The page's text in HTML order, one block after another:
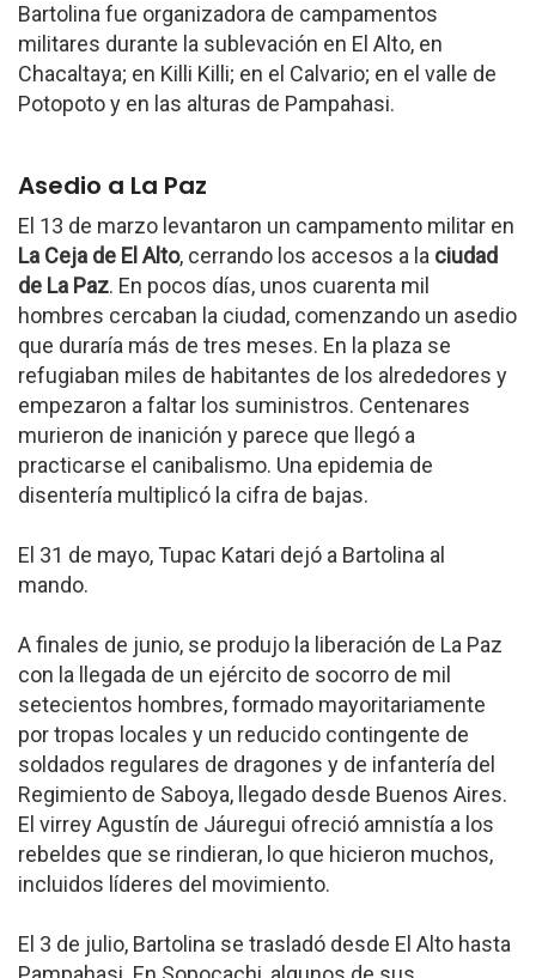
Bartolina fue organizadora de campamentos
militares durante la sublevación en El Alto, en
Chacaltaya; en Killi Killi; en el Calvario; en el valle de
Potopoto y en las alturas de Pampahasi.
Asedio a La Paz
El 13 de marzo levantaron un campamento militar en
La Ceja de El Alto, cerrando los accesos a la ciudad
de La Paz. En pocos días, unos cuarenta mil
hombres cercaban la ciudad, comenzando un asedio
que duraría más de tres meses. En la plaza se
refugiaban miles de habitantes de los alrededores y
empezaron a faltar los suministros. Centenares
murieron de inanición y parece que llegó a
practicarse el canibalismo. Una epidemia de
disentería multiplicó la cifra de bajas.
El 31 de mayo, Tupac Katari dejó a Bartolina al
mando.
A finales de junio, se produjo la liberación de La Paz
con la llegada de un ejército de socorro de mil
setecientos hombres, formado mayoritariamente
por tropas locales y un reducido contingente de
soldados regulares de dragones y de infantería del
Regimiento de Saboya, llegado desde Buenos Aires.
El virrey Agustín de Jáuregui ofreció amnistía a los
rebeldes que se rindieran, lo que hicieron muchos,
incluidos líderes del movimiento.
El 3 de julio, Bartolina se trasladó desde El Alto hasta